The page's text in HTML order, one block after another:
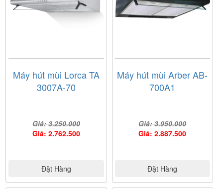
Máy hút mùi Lorca TA
3007A-70
Giá: 3.250.000
Giá: 2.762.500
Đặt Hàng
Máy hút mùi Arber AB-
700A1
Giá: 3.950.000
Giá: 2.887.500
Đặt Hàng